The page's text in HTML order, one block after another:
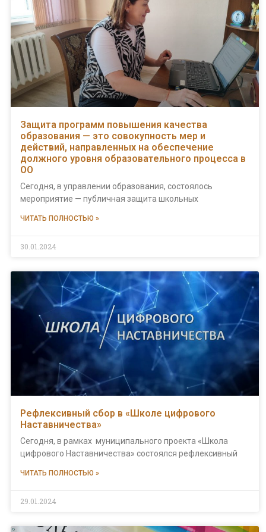
Защита программ повышения качества
образования — это совокупность мер и
действий, направленных на обеспечение
должного уровня образовательного процесса в
ОО
Сегодня, в управлении образования, состоялось
мероприятие — публичная защита школьных
ЧИТАТЬ ПОЛНОСТЬЮ »
30.01.2024
Рефлексивный сбор в «Школе цифрового
Наставничества»
Сегодня, в рамках муниципального проекта «Школа
цифрового Наставничества» состоялся рефлексивный
ЧИТАТЬ ПОЛНОСТЬЮ »
29.01.2024